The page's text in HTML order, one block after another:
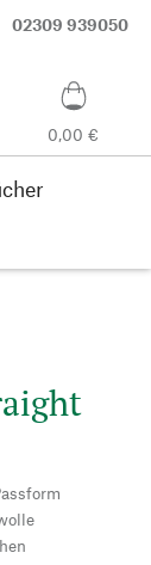
02309 939050
0,00 €